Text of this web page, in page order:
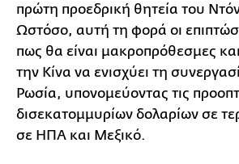
πρώτη προεδρική θητεία του
Ωστόσο, αυτή τη φορά οι
πως θα είναι μακροπρόθεσμες
την Κίνα να ενισχύει τη
Ρωσία, υπονομεύοντας τις
δισεκατομμυρίων δολαρίων σε
σε ΗΠΑ και Μεξικό.